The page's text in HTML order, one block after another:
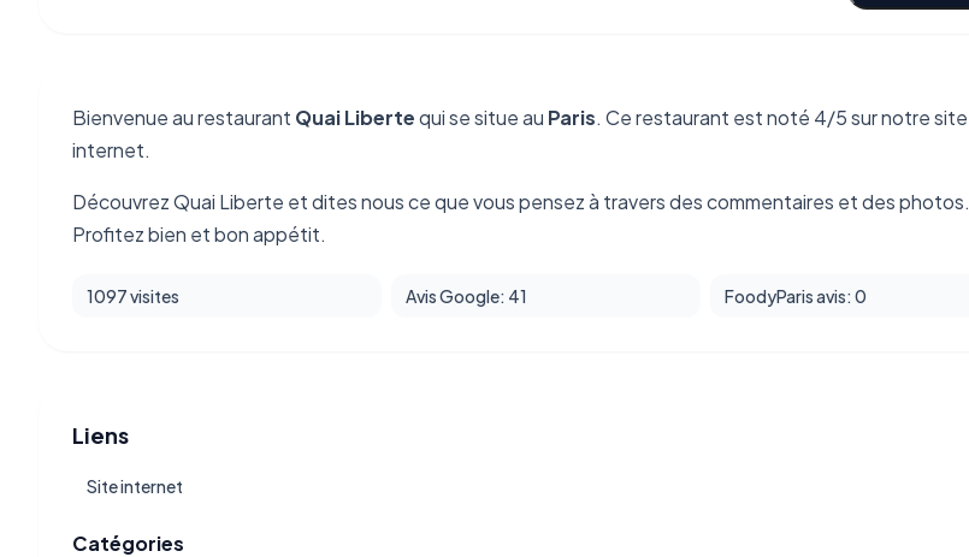
Bienvenue au restaurant Quai Libertequi se situe au Paris. Ce restaurant est noté 4/5 sur notre site
internet.
Découvrez Quai Liberte et dites nous ce que vous pensez à travers des commentaires et des photos.
Profitez bien et bon appétit.
1097 visites Avis Google: 41 FoodyParis avis: 0
Liens
Site internet
Catégories